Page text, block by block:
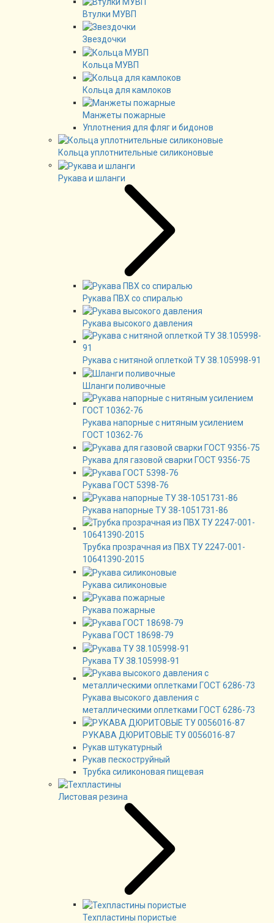
Втулки МУВП
Звездочки
Кольца МУВП
Кольца для камлоков
Манжеты пожарные
Уплотнения для фляг и бидонов
Кольца уплотнительные силиконовые
Рукава и шланги
Рукава ПВХ со спиралью
Рукава высокого давления
Рукава с нитяной оплеткой ТУ 38.105998-91
Шланги поливочные
Рукава напорные с нитяным усилением
ГОСТ 10362-76
Рукава для газовой сварки ГОСТ 9356-75
Рукава ГОСТ 5398-76
Рукава напорные ТУ 38-1051731-86
Трубка прозрачная из ПВХ ТУ 2247-001-
10641390-2015
Рукава силиконовые
Рукава пожарные
Рукава ГОСТ 18698-79
Рукава ТУ 38.105998-91
Рукава высокого давления с
металлическими оплетками ГОСТ 6286-73
РУКАВА ДЮРИТОВЫЕ ТУ 0056016-87
Рукав штукатурный
Рукав пескоструйный
Трубка силиконовая пищевая
Листовая резина
Техпластины пористые